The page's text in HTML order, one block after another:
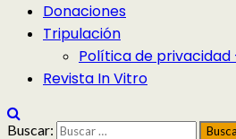
Donaciones
Tripulación
Política de
Revista In Vitro
Buscar: